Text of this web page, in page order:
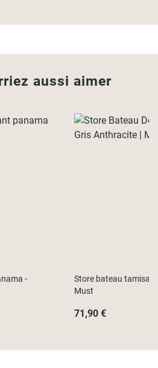
aussi aimer
-
Store bateau
Must
71,90 €